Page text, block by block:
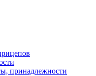
принадлежности